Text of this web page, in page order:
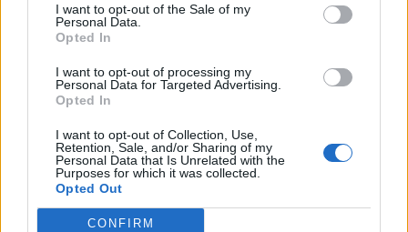
I want to opt-out of the Sale of my
Personal Data.
Opted In
I want to opt-out of processing my
Personal Data for Targeted Advertising.
Opted In
I want to opt-out of Collection, Use,
Retention, Sale, and/or Sharing of my
Personal Data that Is Unrelated with the
Purposes for which it was collected.
Opted Out
CONFIRM
A férfi, a nő, a szalmabáb és a magas
lóról beszélő ostobaság
Lényege szerint az új alkotmányos passzus
az ember, az emberi minőség
nyitott társadalom eszméjének szélsőséges
értelmezési lehetőségeit.
KOVÁCS TIBOR